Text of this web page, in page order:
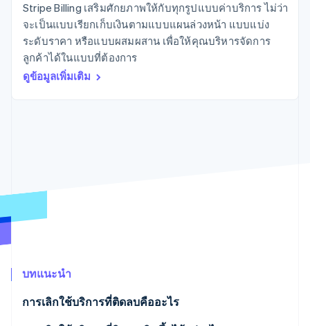
รวดเร็วขึ้น
ทำบัญชี
Sigma
รายงานที่
ออกแบบเอง
Data
Pipeline
Radar
Atlas
การขจัดคาร์บอน
บริษัท AI
แวดวงครีเอเตอร์
เกม
การบริการ การเดินทาง
สื่อและความบันเทิง
แหล่งข้อมูล
การเชื่อมต่อการทำงาน
บล็อกของนักพัฒนา
การติดต่อ
ติดต่อฝ่ายขาย
Stripe Billing เสริมศักยภาพให้กับทุกรูปแบบค่าบริการ ไม่ว่า
จะเป็นแบบเรียกเก็บเงินตามแบบแผนล่วงหน้า แบบแบ่ง
ระดับราคา หรือแบบผสมผสาน เพื่อให้คุณบริหารจัดการ
ลูกค้าได้ในแบบที่ต้องการ
ดูข้อมูลเพิ่มเติม
บทแนะนำ
การเลิกใช้บริการที่ติดลบคืออะไร